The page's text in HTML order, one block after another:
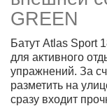
GREEN
Батут Atlas Sport
для активного
упражнений. За
разметить на
сразу входит